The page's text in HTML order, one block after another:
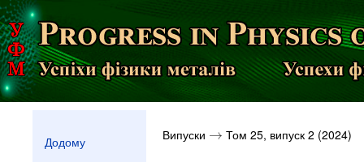
Додому
Випуски →
→ Том 25, випуск 2 (2024)